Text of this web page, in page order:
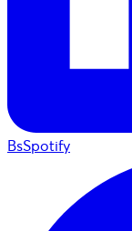
BsSpotify